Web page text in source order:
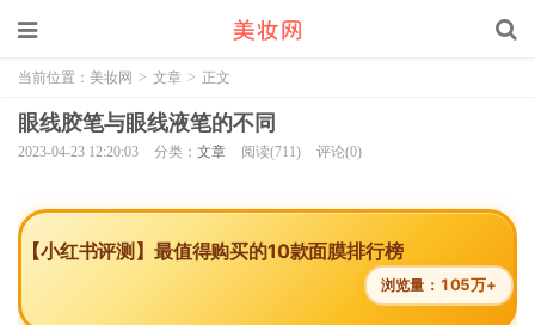
当前位置： 美妆网 > 文章 > 正文
眼线胶笔与眼线液笔的不同
2023-04-23 12:20:03 分类： 文章 阅读(711) 评论(0)
【小红书评测】最值得购买的10款面膜排行榜
浏览量： 105万+